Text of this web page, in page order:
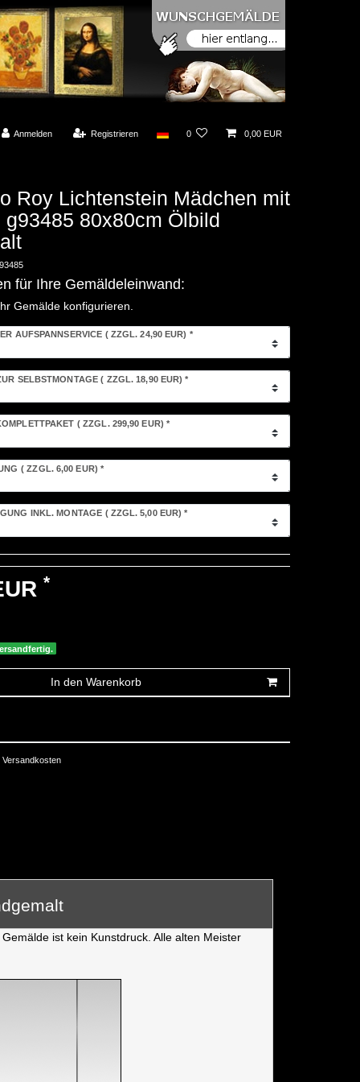
Anmelden Registrieren 0 0,00 EUR
Roy Lichtenstein Mädchen mit
g93485 80x80cm Ölbild
für Ihre Gemäldeleinwand:
Gemälde konfigurieren.
AUFSPANNSERVICE ( ZZGL. 24,90 EUR) *
SELBSTMONTAGE ( ZZGL. 18,90 EUR)*
( ZZGL. 299,90 EUR) *
( ZZGL. 6,00 EUR) *
INKL. MONTAGE ( ZZGL. 5,00 EUR)*
*
In den Warenkorb
Versandkosten
ist kein Kunstdruck. Alle alten Meister